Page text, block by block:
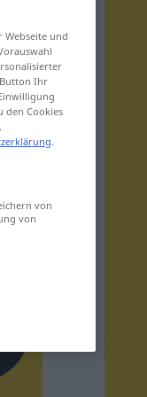
und
Ihr
den Cookies
.
von
von